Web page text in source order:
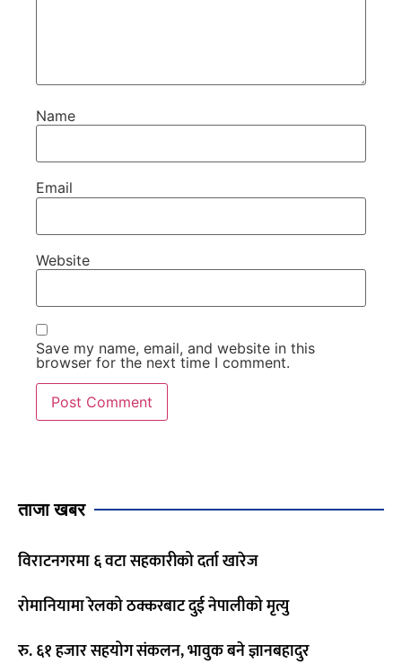
Name
Email
Website
Save my name, email, and website in this
browser for the next time I comment.
ताजा खबर
विराटनगरमा ६ वटा सहकारीको दर्ता खारेज
रोमानियामा रेलको ठक्करबाट दुई नेपालीको मृत्यु
रु. ६१ हजार सहयोग संकलन, भावुक बने ज्ञानबहादुर